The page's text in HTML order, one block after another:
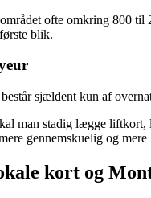
ofte omkring 800
blik.
sjældent kun af
man stadig lægge
gennemskuelig og
kort og